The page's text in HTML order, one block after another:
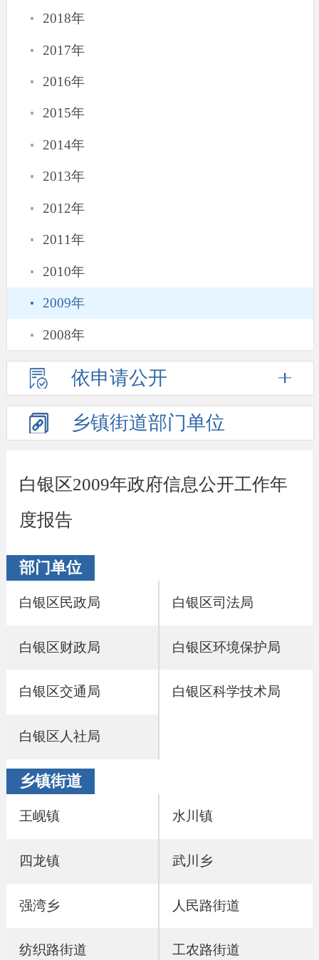
· 2018年
· 2017年
· 2016年
· 2015年
· 2014年
· 2013年
· 2012年
· 2011年
· 2010年
· 2009年
· 2008年
依申请公开
乡镇街道部门单位
白银区2009年政府信息公开工作年
度报告
部门单位
白银区民政局 白银区司法局
白银区财政局 白银区环境保护局
白银区交通局 白银区科学技术局
白银区人社局
乡镇街道
王岘镇 水川镇
四龙镇 武川乡
强湾乡 人民路街道
纺织路街道 工农路街道